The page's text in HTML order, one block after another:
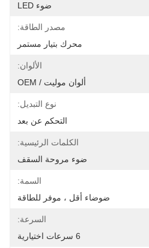
ضوء LED
مصدر الطاقة:
محرك بتيار مستمر
الألوان:
ألوان موليت / OEM
نوع التبديل:
التحكم عن بعد
الكلمات الرئيسية:
ضوء مروحة السقف
السمة:
ضوضاء أقل ، موفر للطاقة
السرعة: